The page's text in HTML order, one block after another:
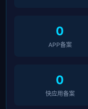
0
APP备案
0
快应用备案